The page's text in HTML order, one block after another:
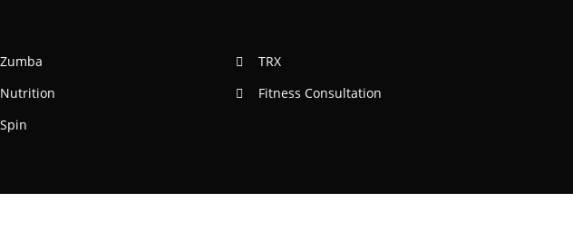
Zumba
Nutrition
Spin
TRX
Fitness Consultation